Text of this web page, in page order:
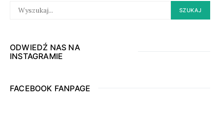
FOR:
SZUKAJ
ODWIEDŹ NAS NA
INSTAGRAMIE
FACEBOOK FANPAGE